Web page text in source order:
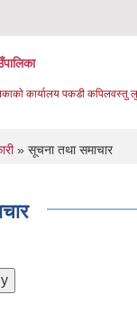
कार्यालय पकडी कपिलवस्तु
» सूचना तथा समाचार